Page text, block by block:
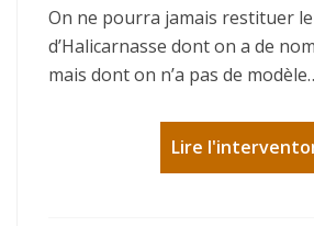
On ne pourra jamais restituer
d’Halicarnasse dont on a de
mais dont on n’a pas de
Lire